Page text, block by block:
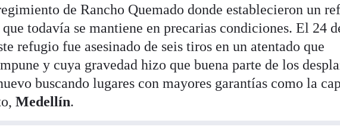
de Rancho Quemado donde establecieron un
todavía se mantiene en precarias condiciones. El 24
refugio fue asesinado de seis tiros en un atentado que
y cuya gravedad hizo que buena parte de los
buscando lugares con mayores garantías como la
Medellín.